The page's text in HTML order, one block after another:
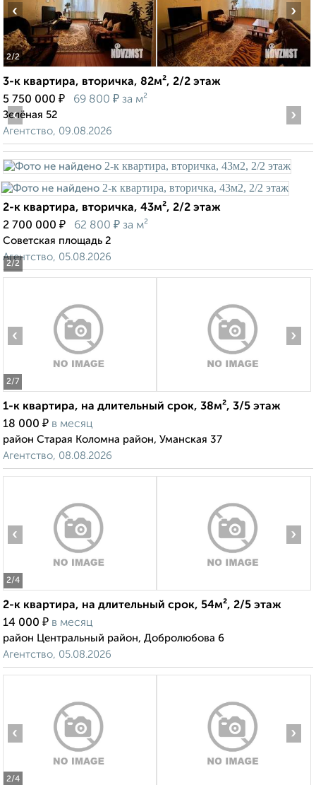
2/2
‹ ›
3-к квартира, вторичка, 82м², 2/2 этаж
5 750 000 ₽ 69 800 ₽ за м²
Зелёная 52
Агентство, 09.08.2026
2/2
‹ ›
2-к квартира, вторичка, 43м², 2/2 этаж
2 700 000 ₽ 62 800 ₽ за м²
Советская площадь 2
Агентство, 05.08.2026
2/7
‹ ›
1-к квартира, на длительный срок, 38м², 3/5 этаж
18 000 ₽ в месяц
район Старая Коломна район, Уманская 37
Агентство, 08.08.2026
2/4
‹ ›
2-к квартира, на длительный срок, 54м², 2/5 этаж
14 000 ₽ в месяц
район Центральный район, Добролюбова 6
Агентство, 05.08.2026
2/4
‹ ›